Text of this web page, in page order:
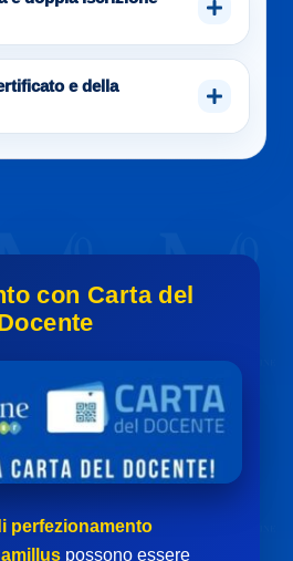
e della
con Carta del
perfezionamento
possono essere